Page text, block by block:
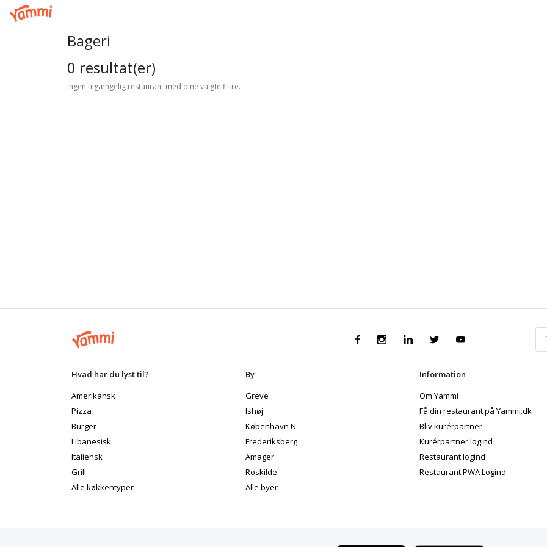
Bageri
0 resultat(er)
Ingen tilgængelig restaurant med dine valgte filtre.
Hvad har du lyst til?
Amerikansk
Pizza
Burger
Libanesisk
Italiensk
Grill
Alle køkkentyper
By
Greve
Ishøj
København N
Frederiksberg
Amager
Roskilde
Alle byer
Information
Om Yammi
Få din restaurant på Yammi.dk
Bliv kurérpartner
Kurérpartner logind
Restaurant logind
Restaurant PWA Logind